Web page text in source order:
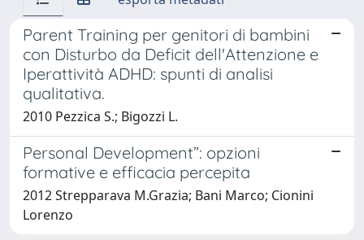
Parent Training per genitori di bambini
con Disturbo da Deficit dell'Attenzione e
Iperattività ADHD: spunti di analisi
qualitativa.
2010 Pezzica S.; Bigozzi L.
Personal Development”: opzioni
formative e efficacia percepita
2012 Strepparava M.Grazia; Bani Marco; Cionini
Lorenzo